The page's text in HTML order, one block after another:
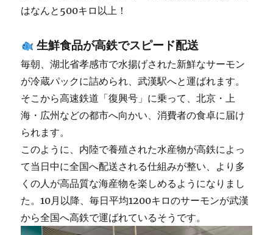
はなんと500キロ以上！
生鮮食品が高鉄でスピード配送
毎朝、湖北省孝感市で水揚げされた新鮮なサーモン
が冷蔵パックに詰められ、武漢駅へと運ばれます。
そこから高速鉄道「復興号」に乗って、北京・上
海・広州などの都市へ向かい、消費者の食卓に届け
られます。
このように、内陸で養殖された水産物が高鉄によっ
て当日中に全国へ配送される仕組みが整い、より多
くの人が高品質な海産物を楽しめるようになりまし
た。10月以降、毎日平均1200キロのサーモンが武漢
から全国へ高鉄で運ばれているそうです。